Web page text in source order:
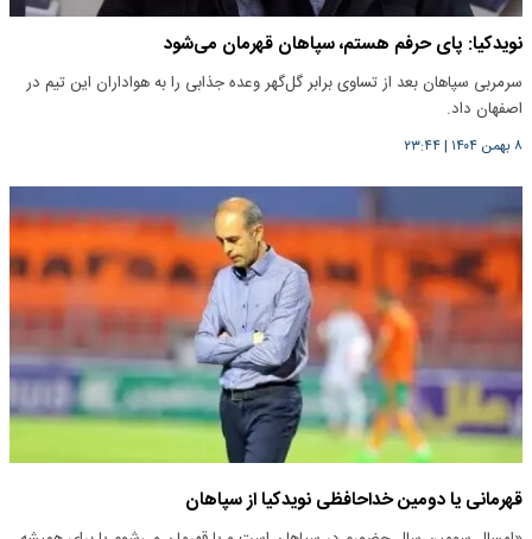
نویدکیا: پای حرفم هستم، سپاهان قهرمان می‌شود
سرمربی سپاهان بعد از تساوی برابر گل‌گهر وعده جذابی را به هواداران این تیم در
اصفهان داد.
۸ بهمن ۱۴۰۴ |۲۳:۴۴
قهرمانی یا دومین خداحافظی نویدکیا از سپاهان